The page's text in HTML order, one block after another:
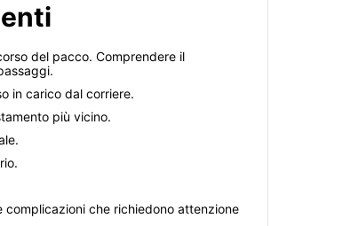
del pacco. Comprendere il
in carico dal corriere.
più vicino.
che richiedono attenzione